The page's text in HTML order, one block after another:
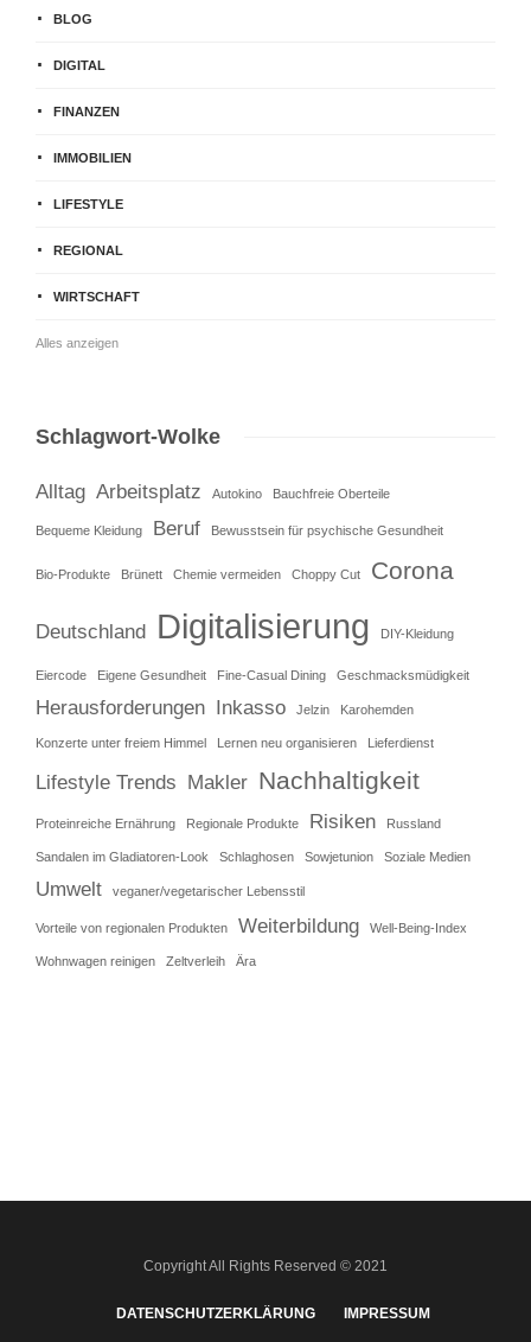
BLOG
DIGITAL
FINANZEN
IMMOBILIEN
LIFESTYLE
REGIONAL
WIRTSCHAFT
Alles anzeigen
Schlagwort-Wolke
Alltag Arbeitsplatz Autokino Bauchfreie Oberteile
Bequeme Kleidung Beruf Bewusstsein für psychische Gesundheit
Bio-Produkte Brünett Chemie vermeiden Choppy Cut Corona
Deutschland Digitalisierung DIY-Kleidung
Eiercode Eigene Gesundheit Fine-Casual Dining Geschmacksmüdigkeit
Herausforderungen Inkasso Jelzin Karohemden
Konzerte unter freiem Himmel Lernen neu organisieren Lieferdienst
Lifestyle Trends Makler Nachhaltigkeit
Proteinreiche Ernährung Regionale Produkte Risiken Russland
Sandalen im Gladiatoren-Look Schlaghosen Sowjetunion Soziale Medien
Umwelt veganer/vegetarischer Lebensstil
Vorteile von regionalen Produkten Weiterbildung Well-Being-Index
Wohnwagen reinigen Zeltverleih Ära
Copyright All Rights Reserved © 2021
DATENSCHUTZERKLÄRUNG IMPRESSUM